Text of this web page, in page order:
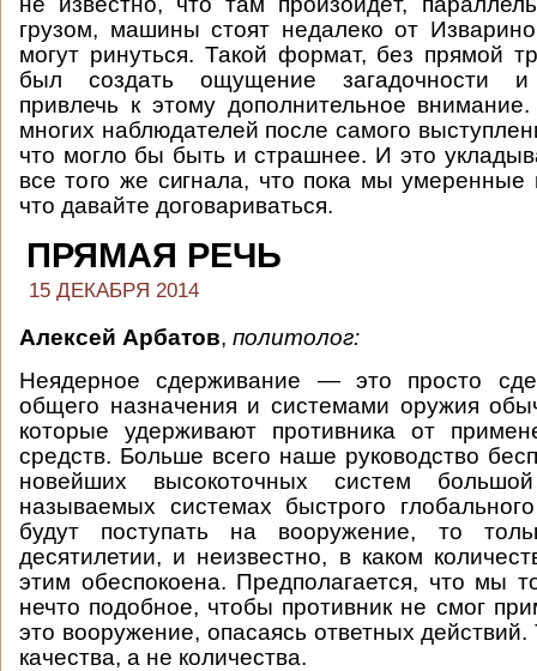
грузом, машины стоят недалеко от
могут ринуться. Такой формат, без прямой
был создать ощущение загадочности и
привлечь к этому дополнительное
многих наблюдателей после самого
что могло бы быть и страшнее. И это
все того же сигнала, что пока мы умеренные
что давайте договариваться.
ПРЯМАЯ РЕЧЬ
15 ДЕКАБРЯ 2014
Алексей Арбатов, политолог:
Неядерное сдерживание — это просто
общего назначения и системами оружия
которые удерживают противника от
средств. Больше всего наше руководство
новейших высокоточных систем
называемых системах быстрого
будут поступать на вооружение, то
десятилетии, и неизвестно, в каком
этим обеспокоена. Предполагается, что мы
нечто подобное, чтобы противник не смог
это вооружение, опасаясь ответных действий.
качества, а не количества.